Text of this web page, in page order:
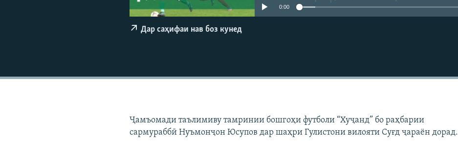
0:00
Дар саҳифаи нав боз кунед
Ҷамъомади таълимиву тамринии бошгоҳи футболи “Хуҷанд” бо раҳбарии
сармураббӣ Нуъмонҷон Юсупов дар шаҳри Гулистони вилояти Суғд ҷараён дорад.